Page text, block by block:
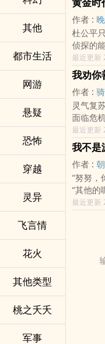
其他
都市生活
网游
悬疑
恐怖
穿越
灵异
飞言情
花火
其他类型
桃之夭夭
军事
QQ群
下游戏
作者 :
杜公平
侦探的
恋爱、
慢慢展
各位书
不错的
哦！黄
的名侦
阅读.
最近更新
我劝你
作者 :
灵气复
面临危
持冷静
可能正
情绪异
系统
本《超
&lt;/
良》还
最近更新
我不是
作者 :
“努努，
“其他的
诉你，
划，霸
码。他
&lt;/
努》还
友推荐
划努努
最近更新